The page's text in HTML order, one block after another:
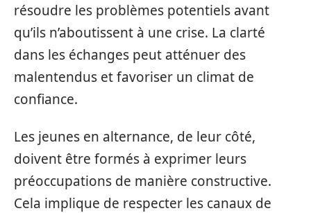
résoudre les problèmes potentiels avant
qu’ils n’aboutissent à une crise. La clarté
dans les échanges peut atténuer des
malentendus et favoriser un climat de
confiance.
Les jeunes en alternance, de leur côté,
doivent être formés à exprimer leurs
préoccupations de manière constructive.
Cela implique de respecter les canaux de